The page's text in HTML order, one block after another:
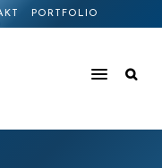
PORTFOLIO